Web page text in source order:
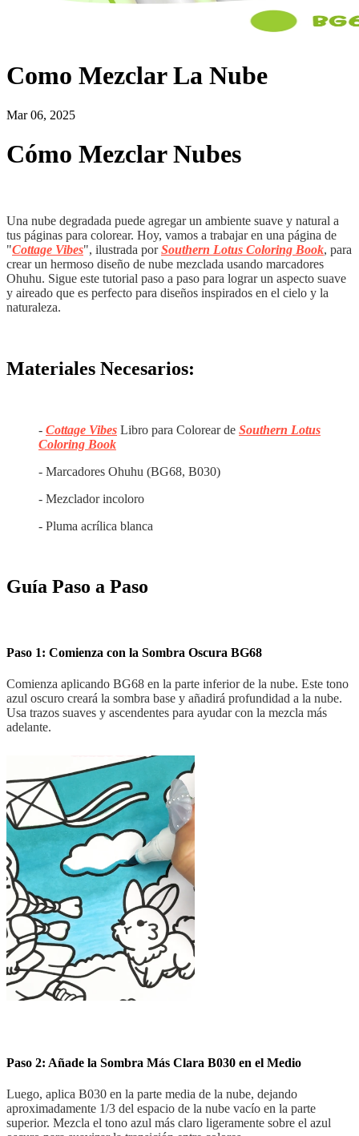
Como Mezclar La Nube
Mar 06, 2025
Cómo Mezclar Nubes
Una nube degradada puede agregar un ambiente suave y natural a
tus páginas para colorear. Hoy, vamos a trabajar en una página de
"Cottage Vibes", ilustrada porSouthern Lotus Coloring Book, para
crear un hermoso diseño de nube mezclada usando marcadores
Ohuhu. Sigue este tutorial paso a paso para lograr un aspecto suave
y aireado que es perfecto para diseños inspirados en el cielo y la
naturaleza.
Materiales Necesarios:
- Cottage Vibes Libro para Colorear de Southern Lotus
Coloring Book
- Marcadores Ohuhu (BG68, B030)
- Mezclador incoloro
- Pluma acrílica blanca
Guía Paso a Paso
Paso 1: Comienza con la Sombra Oscura BG68
Comienza aplicando BG68 en la parte inferior de la nube. Este tono
azul oscuro creará la sombra base y añadirá profundidad a la nube.
Usa trazos suaves y ascendentes para ayudar con la mezcla más
adelante.
Paso 2: Añade la Sombra Más Clara B030 en el Medio
Luego, aplica B030 en la parte media de la nube, dejando
aproximadamente 1/3 del espacio de la nube vacío en la parte
superior. Mezcla el tono azul más claro ligeramente sobre el azul